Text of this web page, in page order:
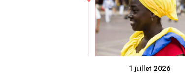
1 juillet 2026